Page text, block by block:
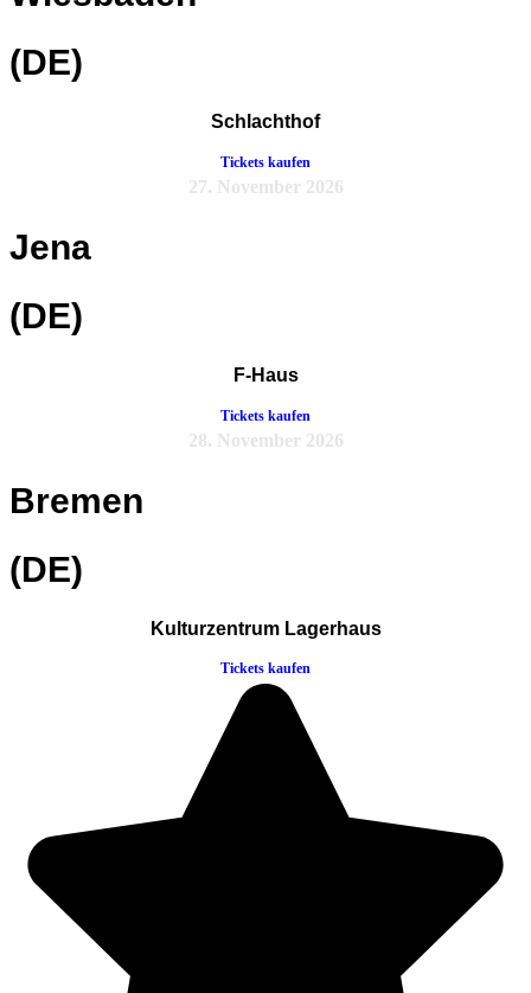
(DE)
Schlachthof
Tickets kaufen
27. November 2026
Jena
(DE)
F-Haus
Tickets kaufen
28. November 2026
Bremen
(DE)
Kulturzentrum Lagerhaus
Tickets kaufen